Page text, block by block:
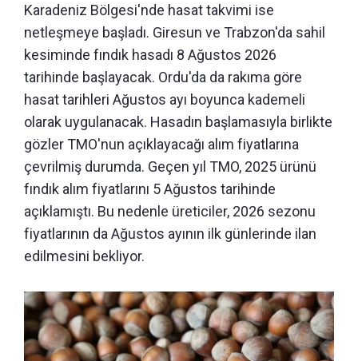
Karadeniz Bölgesi'nde hasat takvimi ise
netleşmeye başladı. Giresun ve Trabzon'da sahil
kesiminde fındık hasadı 8 Ağustos 2026
tarihinde başlayacak. Ordu'da da rakıma göre
hasat tarihleri Ağustos ayı boyunca kademeli
olarak uygulanacak. Hasadın başlamasıyla birlikte
gözler TMO'nun açıklayacağı alım fiyatlarına
çevrilmiş durumda. Geçen yıl TMO, 2025 ürünü
fındık alım fiyatlarını 5 Ağustos tarihinde
açıklamıştı. Bu nedenle üreticiler, 2026 sezonu
fiyatlarının da Ağustos ayının ilk günlerinde ilan
edilmesini bekliyor.